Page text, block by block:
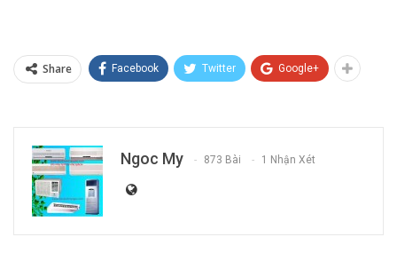
Share Facebook Twitter Google+
Ngoc My 873 Bài 1 Nhận Xét